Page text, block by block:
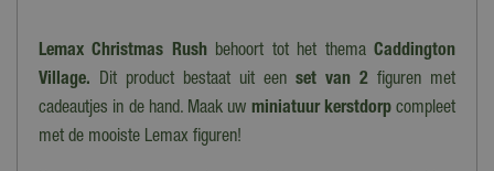
Lemax Christmas Rush behoort tot het themaCaddington
Village. Dit product bestaat uit een set van 2 figuren met
cadeautjes in de hand. Maak uw miniatuur kerstdorpcompleet
met de mooiste Lemax figuren!